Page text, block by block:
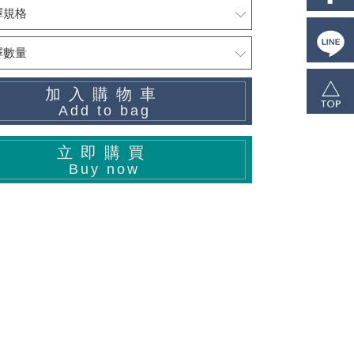
加入購物車
Add to bag
立即購買
Buy now